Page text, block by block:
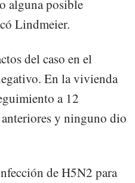
alguna posible
Lindmeier.
del caso en el
En la vivienda
a 12
anteriores y ninguno dio
de H5N2 para